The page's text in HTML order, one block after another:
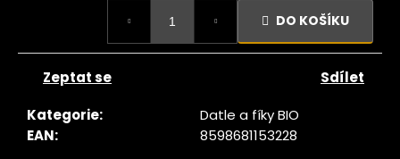
DO KOŠÍKU
Kategorie:
Datle a fíky BIO
EAN: 8598681153228
Zeptat se Sdílet
1kg